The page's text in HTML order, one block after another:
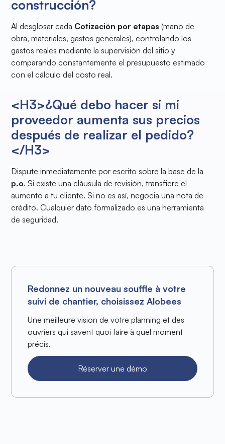
construcción?
Al desglosar cada Cotización por etapas (mano de
obra, materiales, gastos generales), controlando los
gastos reales mediante la supervisión del sitio y
comparando constantemente el presupuesto estimado
con el cálculo del costo real.
<H3>¿Qué debo hacer si mi
proveedor aumenta sus precios
después de realizar el pedido?
</H3>
Dispute inmediatamente por escrito sobre la base de la
p.o. Si existe una cláusula de revisión, transfiere el
aumento a tu cliente. Si no es así, negocia una nota de
crédito. Cualquier dato formalizado es una herramienta
de seguridad.
Redonnez un nouveau souffle à votre
suivi de chantier, choisissez Alobees
Une meilleure vision de votre planning et des
ouvriers qui savent quoi faire à quel moment
précis.
Réserver une démo